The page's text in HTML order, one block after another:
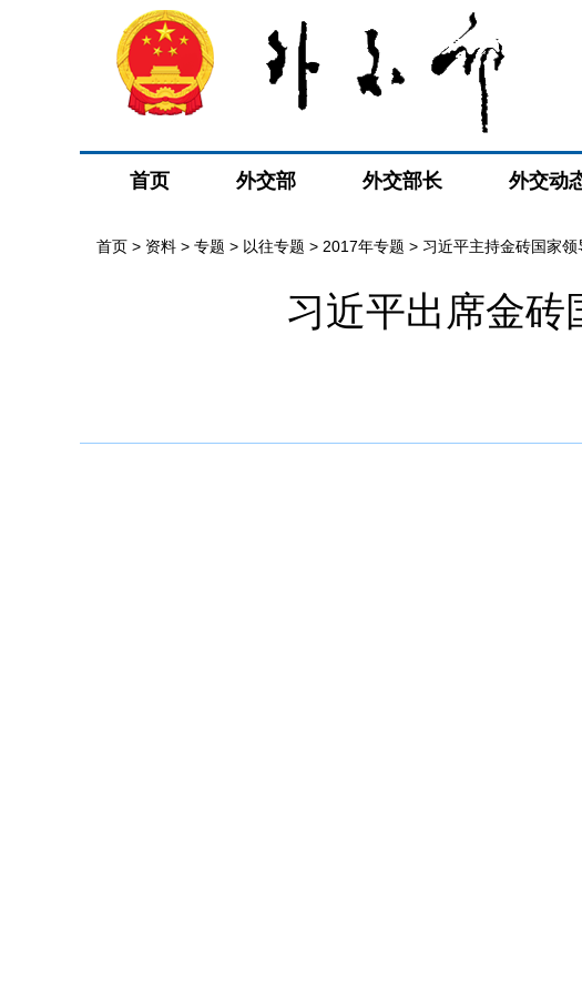
首页 外交部 外交部长 外交动
首页 > 资料 > 专题 > 以往专题 > 2017年专题 > 习近平主持金砖国家
习近平出席金砖